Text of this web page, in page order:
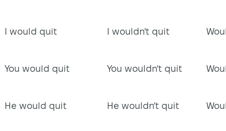
I would quit I wouldn't quit
You would quit You wouldn't quit
He would quit He wouldn't quit